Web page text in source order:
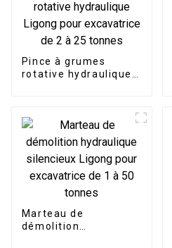
Pince à grumes
rotative hydraulique
Marteau de
démolition